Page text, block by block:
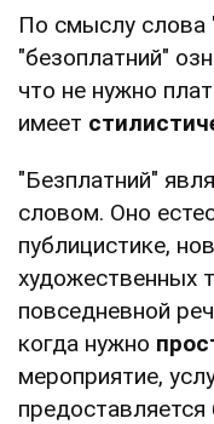
По смыслу слова
"безоплатний"
что не нужно
имеет
"Безплатний"
словом. Оно
публицистике,
художественных
повседневной
когда нужно
мероприятие,